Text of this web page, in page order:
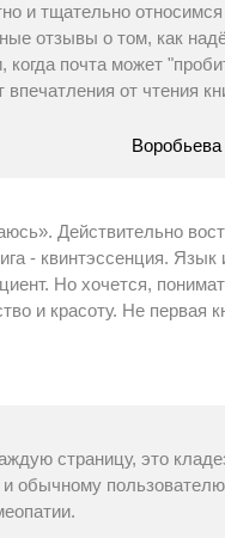
и тщательно относимся
отзывы о том, как
почта может
от чтения
Действительно
- квинтэссенция. Язык
Но хочется,
и красоту. Не первая
страницу, это
обычному